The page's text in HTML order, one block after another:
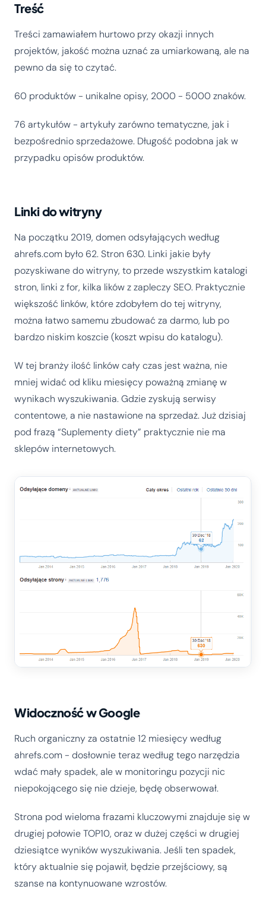
Treść
Treści zamawiałem hurtowo przy okazji innych
projektów, jakość można uznać za umiarkowaną, ale na
pewno da się to czytać.
60 produktów - unikalne opisy, 2000 - 5000 znaków.
76 artykułów - artykuły zarówno tematyczne, jak i
bezpośrednio sprzedażowe. Długość podobna jak w
przypadku opisów produktów.
Linki do witryny
Na początku 2019, domen odsyłających według
ahrefs.com było 62. Stron 630. Linki jakie były
pozyskiwane do witryny, to przede wszystkim katalogi
stron, linki z for, kilka lików z zapleczy SEO. Praktycznie
większość linków, które zdobyłem do tej witryny,
można łatwo samemu zbudować za darmo, lub po
bardzo niskim koszcie (koszt wpisu do katalogu).
W tej branży ilość linków cały czas jest ważna, nie
mniej widać od kliku miesięcy poważną zmianę w
wynikach wyszukiwania. Gdzie zyskują serwisy
contentowe, a nie nastawione na sprzedaż. Już dzisiaj
pod frazą “Suplementy diety” praktycznie nie ma
sklepów internetowych.
Widoczność w Google
Ruch organiczny za ostatnie 12 miesięcy według
ahrefs.com - dosłownie teraz według tego narzędzia
wdać mały spadek, ale w monitoringu pozycji nic
niepokojącego się nie dzieje, będę obserwował.
Strona pod wieloma frazami kluczowymi znajduje się w
drugiej połowie TOP10, oraz w dużej części w drugiej
dziesiątce wyników wyszukiwania. Jeśli ten spadek,
który aktualnie się pojawił, będzie przejściowy, są
szanse na kontynuowane wzrostów.